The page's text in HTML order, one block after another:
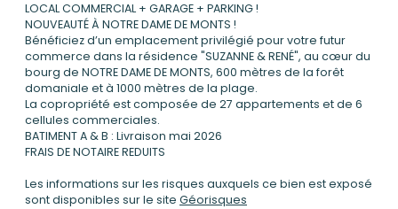
LOCALCOMMERCIAL + GARAGE + PARKING !
NOUVEAUTÉ À NOTRE DAME DE MONTS !
Bénéficiez d’un emplacement privilégié pour votre futur
commerce dans la résidence "SUZANNE & RENÉ", au cœur du
bourg de NOTRE DAME DE MONTS, 600 mètres de la forêt
domaniale et à 1000 mètres de la plage.
La copropriété est composée de 27 appartements et de 6
cellules commerciales.
BATIMENT A &B : Livraison mai 2026
FRAIS DE NOTAIRE REDUITS
Les informations sur les risques auxquels ce bien est exposé
sont disponibles sur le site Géorisques